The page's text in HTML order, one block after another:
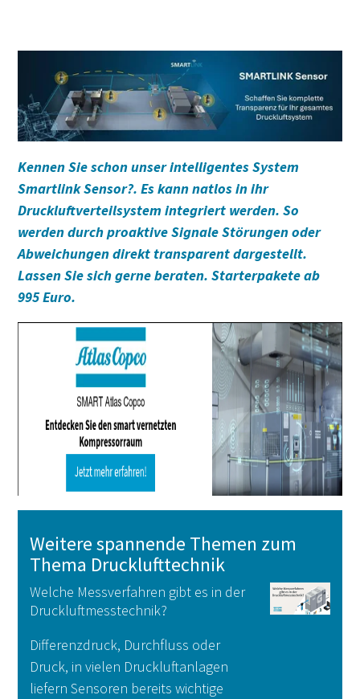
Kennen Sie schon unser intelligentes System
Smartlink Sensor?. Es kann natlos in ihr
Druckluftverteilsystem integriert werden. So
werden durch proaktive Signale Störungen oder
Abweichungen direkt transparent dargestellt.
Lassen Sie sich gerne beraten. Starterpakete ab
995 Euro.
Weitere spannende Themen zum
Thema Drucklufttechnik
Welche Messverfahren gibt es in der
Druckluftmesstechnik?
Differenzdruck, Durchfluss oder
Druck, in vielen Druckluftanlagen
liefern Sensoren bereits wichtige